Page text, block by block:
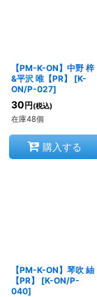
【PM-K-ON】中野 梓
&平沢 唯【PR】
[K-
ON/P-027]
30 円 (税込)
在庫48個
購入する
【PM-K-ON】琴吹 紬
【PR】
[K-ON/P-
040]